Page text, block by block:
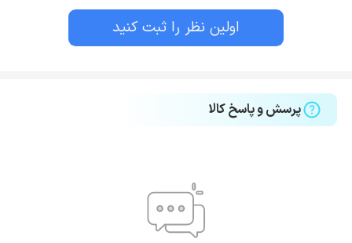
اولین نظر را ثبت کنید
پرسش و پاسخ کالا